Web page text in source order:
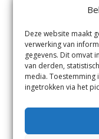
Deze website maakt
verwerking van
gegevens. Dit omvat
van derden,
media. Toestemming
ingetrokken via het